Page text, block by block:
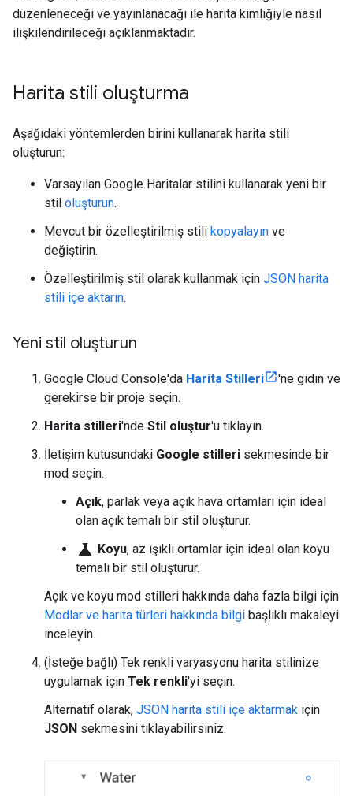
düzenleneceği ve yayınlanacağı ile harita kimliğiyle nasıl
ilişkilendirileceği açıklanmaktadır.
Harita stili oluşturma
Aşağıdaki yöntemlerden birini kullanarak harita stili
oluşturun:
Varsayılan Google Haritalar stilini kullanarak yeni bir
stil oluşturun.
Mevcut bir özelleştirilmiş stili kopyalayın ve
değiştirin.
Özelleştirilmiş stil olarak kullanmak için JSON harita
stili içe aktarın.
Yeni stil oluşturun
Google Cloud Console'da Harita Stilleri
'ne gidin ve
gerekirse bir proje seçin.
Harita stilleri'nde Stil oluştur'u tıklayın.
İletişim kutusundaki Google stilleri sekmesinde bir
mod seçin.
Açık, parlak veya açık hava ortamları için ideal
olan açık temalı bir stil oluşturur.
science Koyu, az ışıklı ortamlar için ideal olan koyu
temalı bir stil oluşturur.
Açık ve koyu mod stilleri hakkında daha fazla bilgi için
Modlar ve harita türleri hakkında bilgi başlıklı makaleyi
inceleyin.
(İsteğe bağlı) Tek renkli varyasyonu harita stilinize
uygulamak için Tek renkli'yi seçin.
Alternatif olarak, JSON harita stili içe aktarmak için
JSON sekmesini tıklayabilirsiniz.